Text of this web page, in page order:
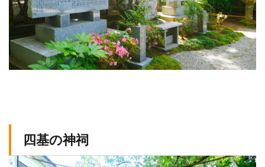
四基の神祠